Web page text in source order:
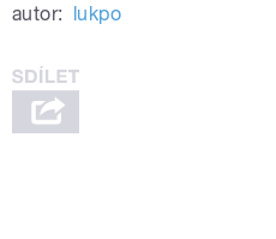
autor: lukpo